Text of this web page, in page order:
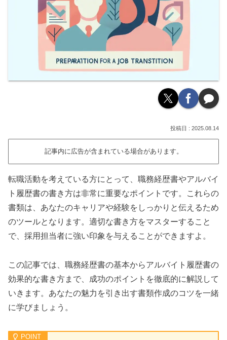
2025.08.14
記事内に広告が含まれている場合があります。
転職活動を考えている方にとって、職務経歴書やアルバイ
ト履歴書の書き方は非常に重要なポイントです。これらの
書類は、あなたのキャリアや経験をしっかりと伝えるため
のツールとなります。適切な書き方をマスターすること
で、採用担当者に強い印象を与えることができますよ。
この記事では、職務経歴書の基本からアルバイト履歴書の
効果的な書き方まで、成功のポイントを徹底的に解説して
いきます。あなたの魅力を引き出す書類作成のコツを一緒
に学びましょう。